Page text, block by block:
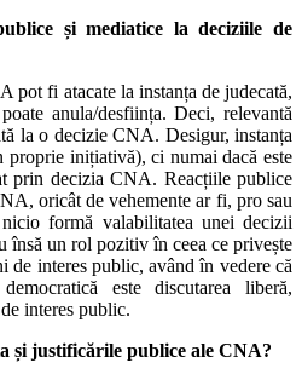
și mediatice la deciziile de
pot fi atacate la instanța de judecată,
anula/desființa. Deci, relevantă
la o decizie CNA. Desigur, instanța
inițiativă), ci numai dacă este
prin decizia CNA. Reacțiile publice
oricât de vehemente ar fi, pro sau
formă valabilitatea unei decizii
însă un rol pozitiv în ceea ce privește
de interes public, având în vedere că
este discutarea liberă,
interes public.
și justificările publice ale CNA?